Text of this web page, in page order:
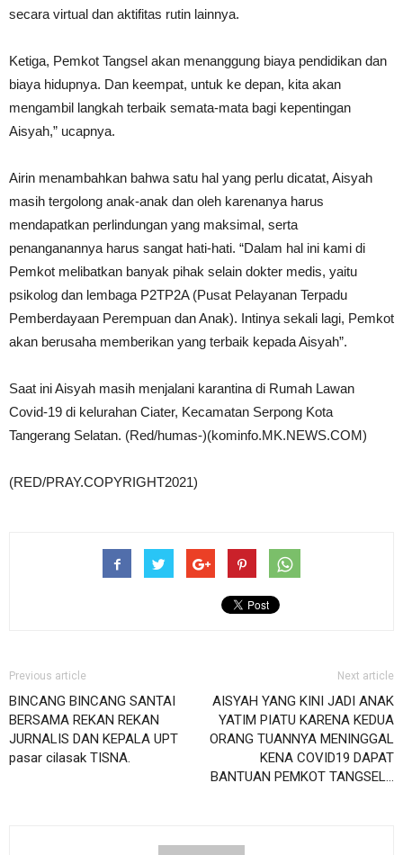
secara virtual dan aktifitas rutin lainnya.
Ketiga, Pemkot Tangsel akan menanggung biaya pendidikan dan
biaya hidupnya. Dan keempat, untuk ke depan, kita akan
mengambil langkah terbaik semata-mata bagi kepentingan
Aisyah,” ucapnya.
Airin menambahkan bahwa satu hal yang perlu dicatat, Aisyah
masih tergolong anak-anak dan oleh karenanya harus
mendapatkan perlindungan yang maksimal, serta
penanganannya harus sangat hati-hati. “Dalam hal ini kami di
Pemkot melibatkan banyak pihak selain dokter medis, yaitu
psikolog dan lembaga P2TP2A (Pusat Pelayanan Terpadu
Pemberdayaan Perempuan dan Anak). Intinya sekali lagi, Pemkot
akan berusaha memberikan yang terbaik kepada Aisyah”.
Saat ini Aisyah masih menjalani karantina di Rumah Lawan
Covid-19 di kelurahan Ciater, Kecamatan Serpong Kota
Tangerang Selatan. (Red/humas-)(kominfo.MK.NEWS.COM)
(RED/PRAY.COPYRIGHT2021)
Previous article
BINCANG BINCANG SANTAI
BERSAMA REKAN REKAN
JURNALIS DAN KEPALA UPT
pasar cilasak TISNA.
Next article
AISYAH YANG KINI JADI ANAK
YATIM PIATU KARENA KEDUA
ORANG TUANNYA MENINGGAL
KENA COVID19 DAPAT
BANTUAN PEMKOT TANGSEL…